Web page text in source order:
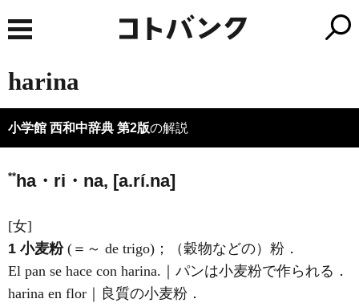
harina
小学館 西和中辞典 第2版の解説
**ha・ri・na, [a.rí.na]
[女]
1 小麦粉(＝～ de trigo)；（穀物などの）粉．
El pan se hace con harina.｜パンは小麦粉で作られる．
harina en flor｜良質の小麦粉．